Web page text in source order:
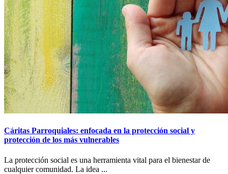
Cáritas Parroquiales: enfocada en la protección social y
protección de los más vulnerables
La protección social es una herramienta vital para el bienestar de
cualquier comunidad. La idea ...